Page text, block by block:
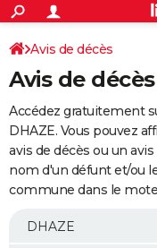
ACTUALITÉS
Politique
Société
Faits Divers
Education
Monde
Villes
+
SPORT
Coupe du monde 2026
Football
Tennis
Cyclisme
Rugby
Forum
Programme TV
TNT
Streaming
Cinéma
Sorties cinéma
Musique
+
FINANCE
Retraite
Epargne
Immobilier
Risques naturels par ville
Banque
Assurance
AUTO
Essais
Réserver un essai
Citadines
Berlines
SUV
Forum auto
+
Mobiles
Meilleur smartphone
Internet
Ordinateurs
Jeux vidéo
Guide high-tech
Avis de décès
Avis de
Accédez gratuitement
DHAZE. Vous pouvez
avis de décès ou un
nom d'un défunt et/ou
commune dans le